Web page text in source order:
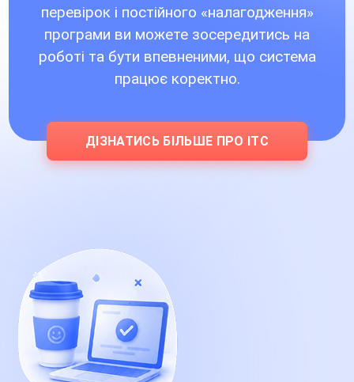
перевірок і постійного «налагодження»
програми ви можете зосередитись на
роботі та бути впевненими, що система
працює коректно.
ДІЗНАТИСЬ БІЛЬШЕ ПРО ІТС